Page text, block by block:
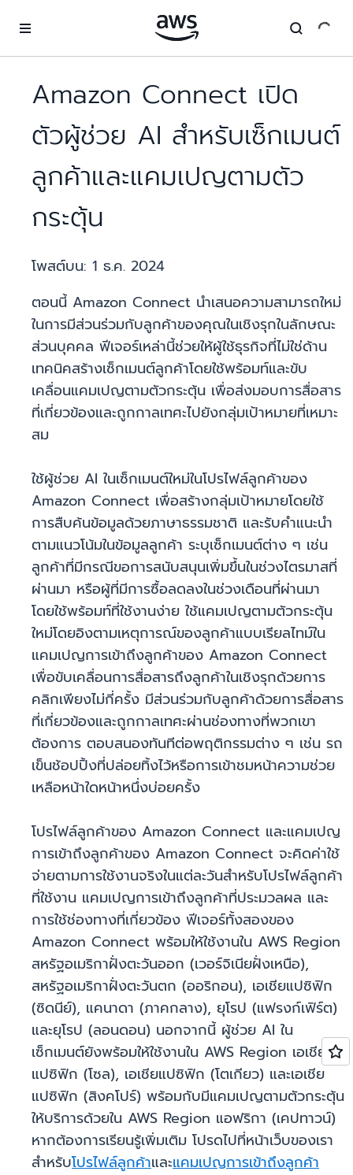
Amazon Connect เปิด
ตัวผู้ช่วย AI สำหรับเซ็กเมนต์
ลูกค้าและแคมเปญตามตัว
กระตุ้น
โพสต์บน: 1 ธ.ค. 2024
ตอนนี้ Amazon Connect นำเสนอความสามารถใหม่
ในการมีส่วนร่วมกับลูกค้าของคุณในเชิงรุกในลักษณะ
ส่วนบุคคล ฟีเจอร์เหล่านี้ช่วยให้ผู้ใช้ธุรกิจที่ไม่ใช่ด้าน
เทคนิคสร้างเซ็กเมนต์ลูกค้าโดยใช้พร้อมท์และขับ
เคลื่อนแคมเปญตามตัวกระตุ้น เพื่อส่งมอบการสื่อสาร
ที่เกี่ยวข้องและถูกกาลเทศะไปยังกลุ่มเป้าหมายที่เหมาะ
สม
ใช้ผู้ช่วย AI ในเซ็กเมนต์ใหม่ในโปรไฟล์ลูกค้าของ
Amazon Connect เพื่อสร้างกลุ่มเป้าหมายโดยใช้
การสืบค้นข้อมูลด้วยภาษาธรรมชาติ และรับคำแนะนำ
ตามแนวโน้มในข้อมูลลูกค้า ระบุเซ็กเมนต์ต่าง ๆ เช่น
ลูกค้าที่มีกรณีขอการสนับสนุนเพิ่มขึ้นในช่วงไตรมาสที่
ผ่านมา หรือผู้ที่มีการซื้อลดลงในช่วงเดือนที่ผ่านมา
โดยใช้พร้อมท์ที่ใช้งานง่าย ใช้แคมเปญตามตัวกระตุ้น
ใหม่โดยอิงตามเหตุการณ์ของลูกค้าแบบเรียลไทม์ใน
แคมเปญการเข้าถึงลูกค้าของ Amazon Connect
เพื่อขับเคลื่อนการสื่อสารถึงลูกค้าในเชิงรุกด้วยการ
คลิกเพียงไม่กี่ครั้ง มีส่วนร่วมกับลูกค้าด้วยการสื่อสาร
ที่เกี่ยวข้องและถูกกาลเทศะผ่านช่องทางที่พวกเขา
ต้องการ ตอบสนองทันทีต่อพฤติกรรมต่าง ๆ เช่น รถ
เข็นช้อปปิ้งที่ปล่อยทิ้งไว้หรือการเข้าชมหน้าความช่วย
เหลือหน้าใดหน้าหนึ่งบ่อยครั้ง
โปรไฟล์ลูกค้าของ Amazon Connect และแคมเปญ
การเข้าถึงลูกค้าของ Amazon Connect จะคิดค่าใช้
จ่ายตามการใช้งานจริงในแต่ละวันสำหรับโปรไฟล์ลูกค้า
ที่ใช้งาน แคมเปญการเข้าถึงลูกค้าที่ประมวลผล และ
การใช้ช่องทางที่เกี่ยวข้อง ฟีเจอร์ทั้งสองของ
Amazon Connect พร้อมให้ใช้งานใน AWS Region
สหรัฐอเมริกาฝั่งตะวันออก (เวอร์จิเนียฝั่งเหนือ),
สหรัฐอเมริกาฝั่งตะวันตก (ออริกอน), เอเชียแปซิฟิก
(ซิดนีย์), แคนาดา (ภาคกลาง), ยุโรป (แฟรงก์เฟิร์ต)
และยุโรป (ลอนดอน) นอกจากนี้ ผู้ช่วย AI ใน
เซ็กเมนต์ยังพร้อมให้ใช้งานใน AWS Region เอเชีย
แปซิฟิก (โซล), เอเชียแปซิฟิก (โตเกียว) และเอเชีย
แปซิฟิก (สิงคโปร์) พร้อมกับมีแคมเปญตามตัวกระตุ้น
ให้บริการด้วยใน AWS Region แอฟริกา (เคปทาวน์)
หากต้องการเรียนรู้เพิ่มเติม โปรดไปที่หน้าเว็บของเรา
สำหรับโปรไฟล์ลูกค้าและแคมเปญการเข้าถึงลูกค้า